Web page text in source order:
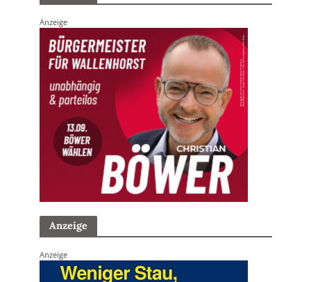
Anzeige
Anzeige
Anzeige